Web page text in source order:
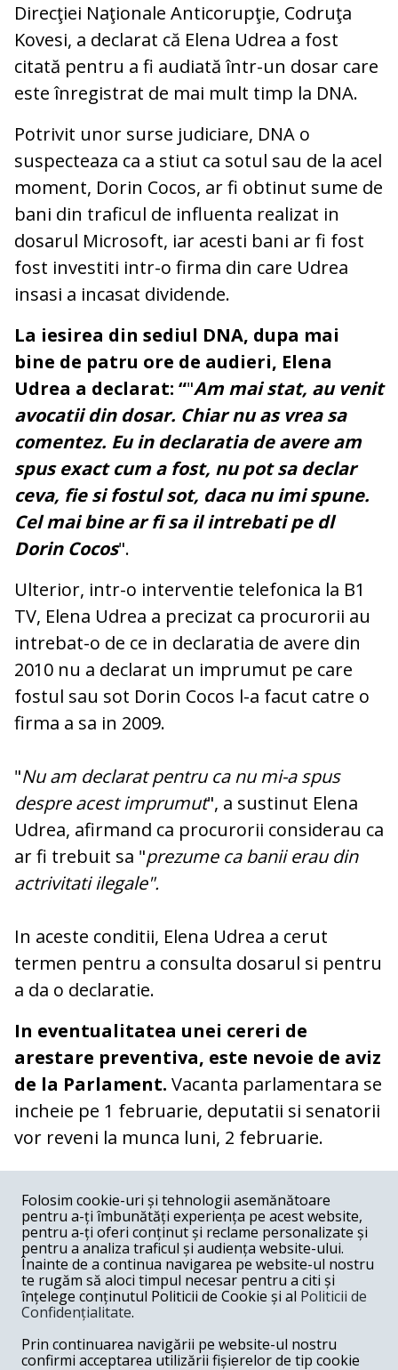
Direcţiei Naţionale Anticorupţie, Codruţa
Kovesi, a declarat că Elena Udrea a fost
citată pentru a fi audiată într-un dosar care
este înregistrat de mai mult timp la DNA.
Potrivit unor surse judiciare, DNA o
suspecteaza ca a stiut ca sotul sau de la acel
moment, Dorin Cocos, ar fi obtinut sume de
bani din traficul de influenta realizat in
dosarul Microsoft, iar acesti bani ar fi fost
fost investiti intr-o firma din care Udrea
insasi a incasat dividende.
La iesirea din sediul DNA, dupa mai
bine de patru ore de audieri, Elena
Udrea a declarat: “"Am mai stat, au venit
avocatii din dosar. Chiar nu as vrea sa
comentez. Eu in declaratia de avere am
spus exact cum a fost, nu pot sa declar
ceva, fie si fostul sot, daca nu imi spune.
Cel mai bine ar fi sa il intrebati pe dl
Dorin Cocos".
Ulterior, intr-o interventie telefonica la B1
TV, Elena Udrea a precizat ca procurorii au
intrebat-o de ce in declaratia de avere din
2010 nu a declarat un imprumut pe care
fostul sau sot Dorin Cocos l-a facut catre o
firma a sa in 2009.
"Nu am declarat pentru ca nu mi-a spus
despre acest imprumut", a sustinut Elena
Udrea, afirmand ca procurorii considerau ca
ar fi trebuit sa "prezume ca banii erau din
actrivitati ilegale".
In aceste conditii, Elena Udrea a cerut
termen pentru a consulta dosarul si pentru
a da o declaratie.
In eventualitatea unei cereri de
arestare preventiva, este nevoie de aviz
de la Parlament. Vacanta parlamentara se
incheie pe 1 februarie, deputatii si senatorii
vor reveni la munca luni, 2 februarie.
COMENTARII
Nume
Email
Folosim cookie-uri și tehnologii asemănătoare
pentru a-ți îmbunătăți experiența pe acest website,
pentru a-ți oferi conținut și reclame personalizate și
pentru a analiza traficul și audiența website-ului.
Înainte de a continua navigarea pe website-ul nostru
te rugăm să aloci timpul necesar pentru a citi și
înțelege conținutul Politicii de Cookie și al Politicii de
Confidențialitate.
Prin continuarea navigării pe website-ul nostru
confirmi acceptarea utilizării fișierelor de tip cookie